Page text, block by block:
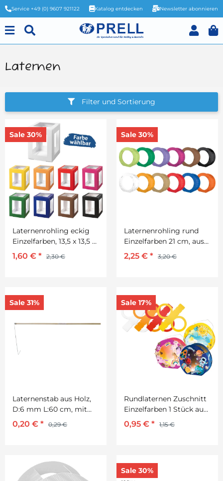
Service +49 (0) 9607 921122 Katalog entdecken Newsletter abonnieren
Laternen
Filter und Sortierung
Sale 30%
Laternenrohling eckig
Einzelfarben, 13,5 x 13,5 x
18 cm
1,60 € * 2,30 €
Sale 30%
Laternenrohling rund
Einzelfarben 21 cm, aus
3D Wellpappe
2,25 € * 3,20 €
Sale 31%
Laternenstab aus Holz,
D:6 mm L:60 cm, mit
verzinkter
Drahtaufhängung, 1
0,20 € * 0,29 €
Sale 17%
Rundlaternen Zuschnitt
Einzelfarben 1 Stück aus
Fotokarton
0,95 € * 1,15 €
Sale 30%